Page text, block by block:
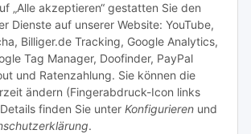
„Alle akzeptieren“ gestatten Sie den
Dienste auf unserer Website: YouTube,
Billiger.de Tracking, Google Analytics,
Tag Manager, Doofinder, PayPal
und Ratenzahlung. Sie können die
ändern (Fingerabdruck-Icon links
finden Sie unter Konfigurieren und
.